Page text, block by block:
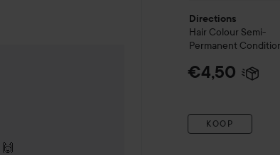
geleden
Directions
Hair Colour Semi-
Permanent
€4,50
KOOP